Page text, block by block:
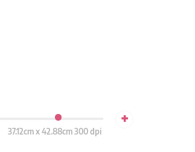
37.12cm x 42.88cm 300 dpi
+